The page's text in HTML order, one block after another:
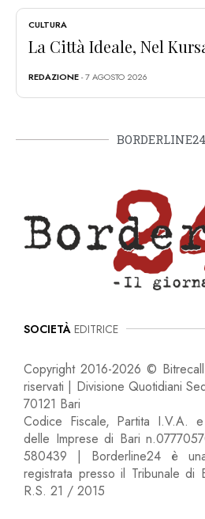
CULTURA
La Città Ideale, Nel
REDAZIONE- 7 AGOSTO 2026
SOCIETÀ EDITRICE
Copyright 2016-2026 ©
riservati | Divisione Quotidiani
70121 Bari
Codice Fiscale, Partita I.V.A.
delle Imprese di Bari
580439 | Borderline24 è una
registrata presso il Tribunale
R.S. 21 / 2015